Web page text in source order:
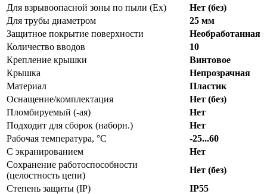
Для взрывоопасной зоны по пыли (Ex)
Нет (без)
Для трубы диаметром
25 мм
Защитное покрытие поверхности
Необработанная
Количество вводов
10
Крепление крышки
Винтовое
Крышка
Непрозрачная
Материал
Пластик
Оснащение/комплектация
Нет (без)
Пломбируемый (-ая)
Нет
Подходит для сборок (наборн.)
Нет
Рабочая температура, °C
-25...60
С экранированием
Нет
Сохранение работоспособности
(целостность цепи)
Нет (без)
Степень защиты (IP)
IP55